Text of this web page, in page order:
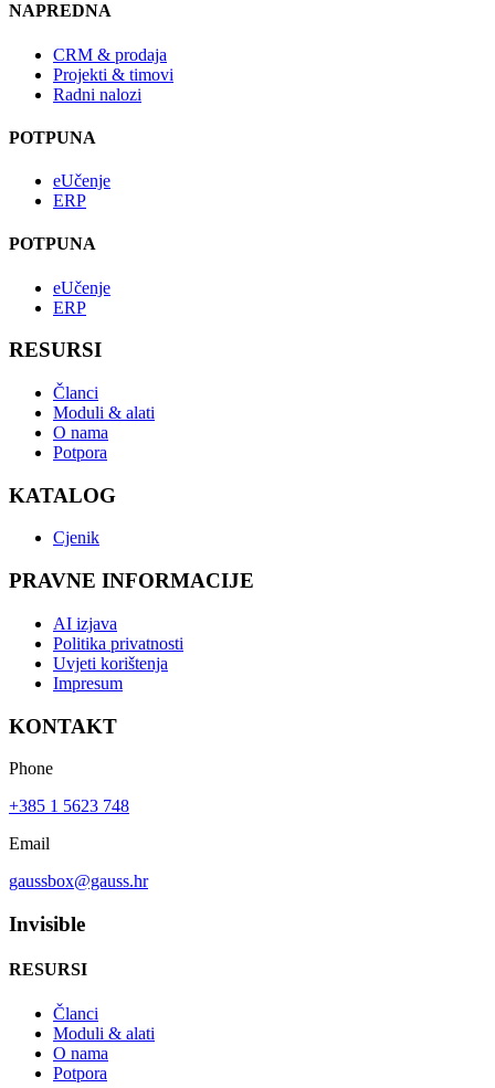
NAPREDNA
CRM & prodaja
Projekti & timovi
Radni nalozi
POTPUNA
eUčenje
ERP
POTPUNA
eUčenje
ERP
RESURSI
Članci
Moduli & alati
O nama
Potpora
KATALOG
Cjenik
PRAVNE INFORMACIJE
AI izjava
Politika privatnosti
Uvjeti korištenja
Impresum
KONTAKT
Phone
+385 1 5623 748
Email
gaussbox@gauss.hr
Invisible
RESURSI
Članci
Moduli & alati
O nama
Potpora